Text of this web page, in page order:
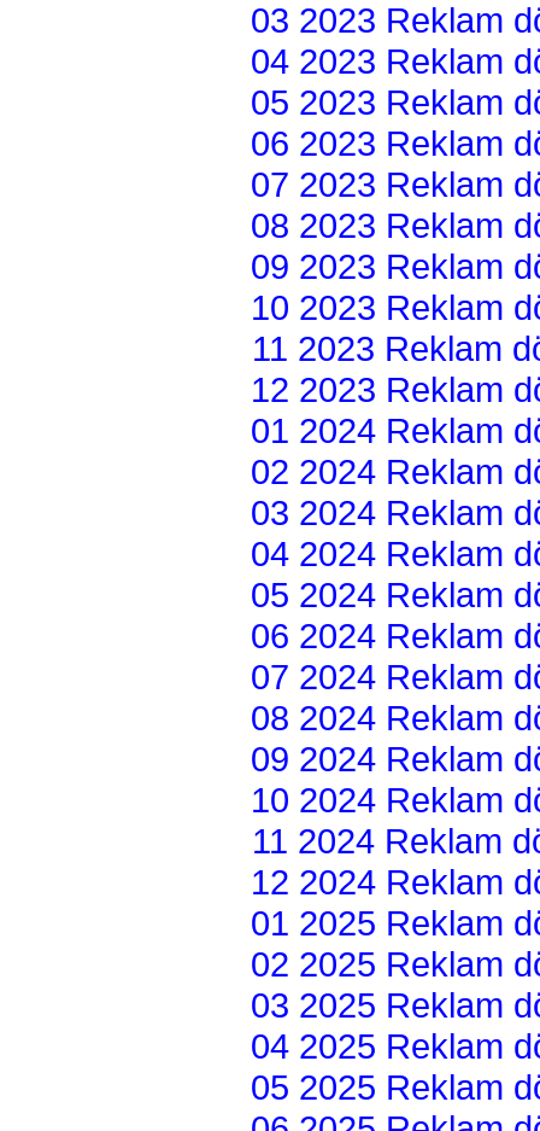
03 2023 Reklam
04 2023 Reklam
05 2023 Reklam
06 2023 Reklam
07 2023 Reklam
08 2023 Reklam
09 2023 Reklam
10 2023 Reklam
11 2023 Reklam
12 2023 Reklam
01 2024 Reklam
02 2024 Reklam
03 2024 Reklam
04 2024 Reklam
05 2024 Reklam
06 2024 Reklam
07 2024 Reklam
08 2024 Reklam
09 2024 Reklam
10 2024 Reklam
11 2024 Reklam
12 2024 Reklam
01 2025 Reklam
02 2025 Reklam
03 2025 Reklam
04 2025 Reklam
05 2025 Reklam